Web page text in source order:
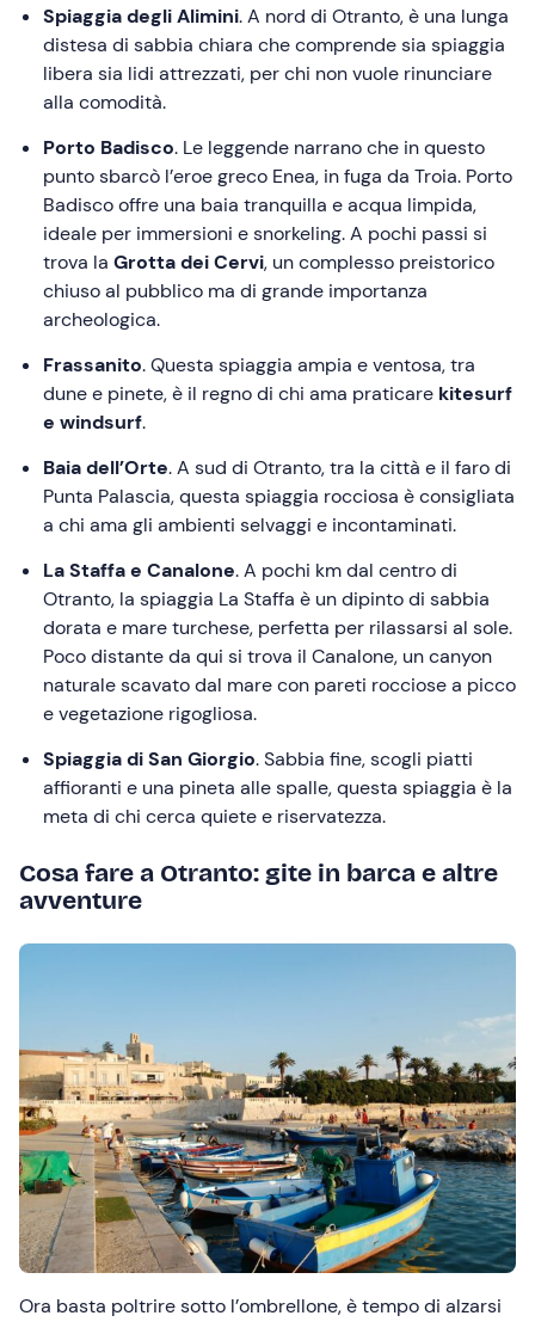
Spiaggia degli Alimini. A nord di Otranto, è una lunga
distesa di sabbia chiara che comprende sia spiaggia
libera sia lidi attrezzati, per chi non vuole rinunciare
alla comodità.
Porto Badisco. Le leggende narrano che in questo
punto sbarcò l’eroe greco Enea, in fuga da Troia. Porto
Badisco offre una baia tranquilla e acqua limpida,
ideale per immersioni e snorkeling. A pochi passi si
trova la Grotta dei Cervi, un complesso preistorico
chiuso al pubblico ma di grande importanza
archeologica.
Frassanito. Questa spiaggia ampia e ventosa, tra
dune e pinete, è il regno di chi ama praticare kitesurf
e windsurf.
Baia dell’Orte. A sud di Otranto, tra la città e il faro di
Punta Palascia, questa spiaggia rocciosa è consigliata
a chi ama gli ambienti selvaggi e incontaminati.
La Staffa e Canalone. A pochi km dal centro di
Otranto, la spiaggia La Staffa è un dipinto di sabbia
dorata e mare turchese, perfetta per rilassarsi al sole.
Poco distante da qui si trova il Canalone, un canyon
naturale scavato dal mare con pareti rocciose a picco
e vegetazione rigogliosa.
Spiaggia di San Giorgio. Sabbia fine, scogli piatti
affioranti e una pineta alle spalle, questa spiaggia è la
meta di chi cerca quiete e riservatezza.
Cosa fare a Otranto: gite in barca e altre
avventure
Ora basta poltrire sotto l’ombrellone, è tempo di alzarsi